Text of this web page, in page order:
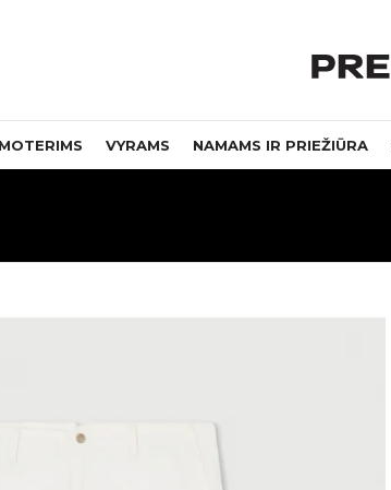
MOTERIMS VYRAMS NAMAMS IR PRIEŽIŪRA